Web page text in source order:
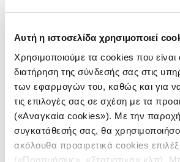
Αυτή η ιστοσελίδα χρησιμοποιεί
Χρησιμοποιούμε τα cookies που είναι
διατήρηση της σύνδεσής σας στις
των εφαρμογών του, καθώς και για
τις επιλογές σας σε σχέση με τα
(«Αναγκαία cookies»). Με την
συγκατάθεσής σας, θα
ακόλουθα προαιρετικά cookies
(«Προτιμήσεις», «Στατιστικά» κλπ).